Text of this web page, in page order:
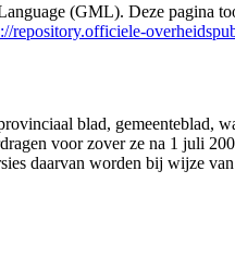
(GML). Deze pagina
repository.officiele-
blad,
voor zover ze na 1 juli
daarvan worden bij wijze